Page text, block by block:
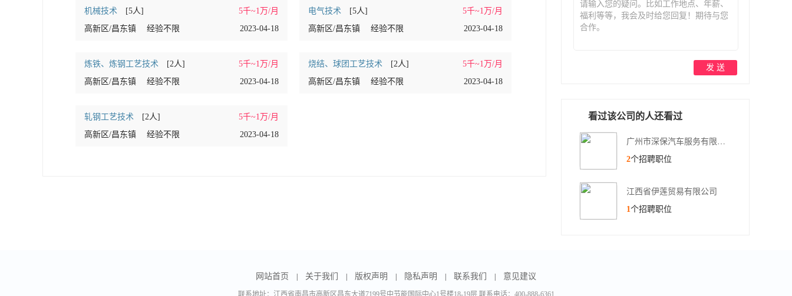
机械技术 [5人]
5千~1万/月
高新区/昌东镇
经验不限 2023-04-18
电气技术 [5人]
5千~1万/月
高新区/昌东镇
经验不限 2023-04-18
炼铁、炼钢工艺技术 [2人]
5千~1万/月
高新区/昌东镇
经验不限 2023-04-18
烧结、球团工艺技术 [2人]
5千~1万/月
高新区/昌东镇
经验不限 2023-04-18
轧钢工艺技术 [2人]
5千~1万/月
高新区/昌东镇
经验不限 2023-04-18
发 送
看过该公司的人还看过
广州市深保汽车服务有限公司
2个招聘职位
江西省伊莲贸易有限公司
1个招聘职位
网站首页 关于我们 版权声明 隐私声明 联系我们 意见建议
联系地址：江西省南昌市高新区昌东大道7199号中节能国际中心1号楼18-19层 联系电话：400-888-6361